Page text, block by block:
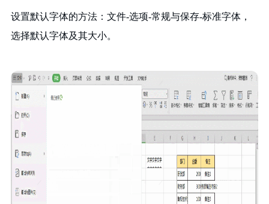
设置默认字体的方法：文件-选项-常规与保存-标准字体，
选择默认字体及其大小。